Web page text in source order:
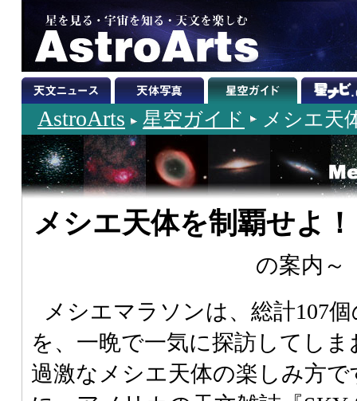
AstroArts 星空ガイド メシエ天
メシエ天体を制覇せよ
の案内～
メシエマラソンは、総計107
を、一晩で一気に探訪してし
過激なメシエ天体の楽しみ方で